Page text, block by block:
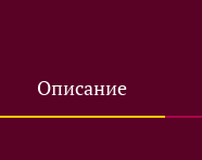
Описание